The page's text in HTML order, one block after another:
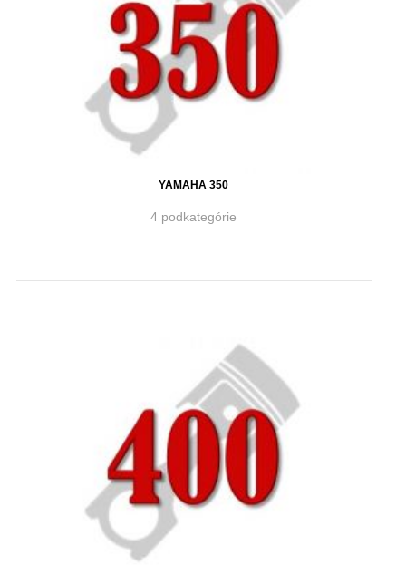
YAMAHA 350
4 podkategórie